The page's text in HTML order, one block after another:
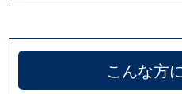
こんな方